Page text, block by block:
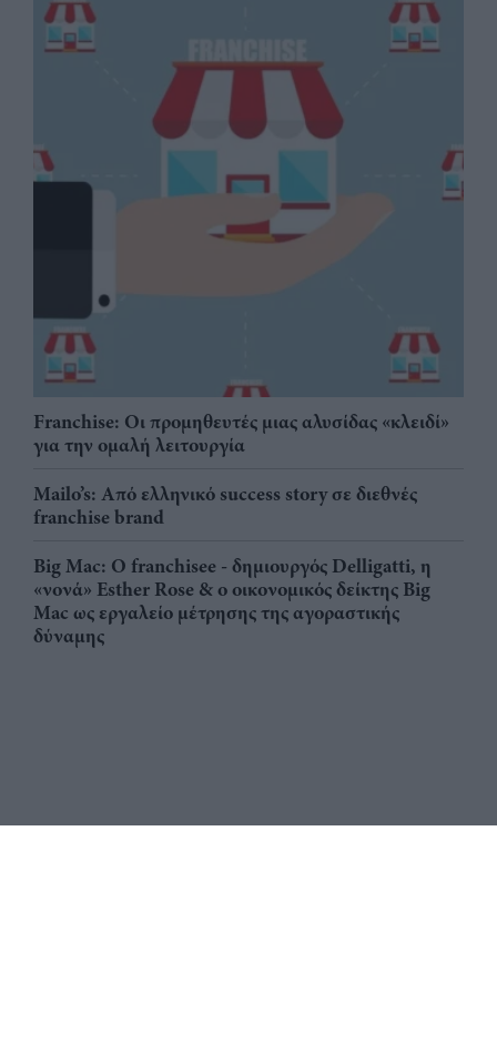
Franchise: Οι προμηθευτές μιας αλυσίδας «κλειδί»
για την ομαλή λειτουργία
Mailo’s: Από ελληνικό success story σε διεθνές
franchise brand
Big Mac: Ο franchisee - δημιουργός Delligatti, η
«νονά» Esther Rose & ο οικονομικός δείκτης Big
Mac ως εργαλείο μέτρησης της αγοραστικής
δύναμης